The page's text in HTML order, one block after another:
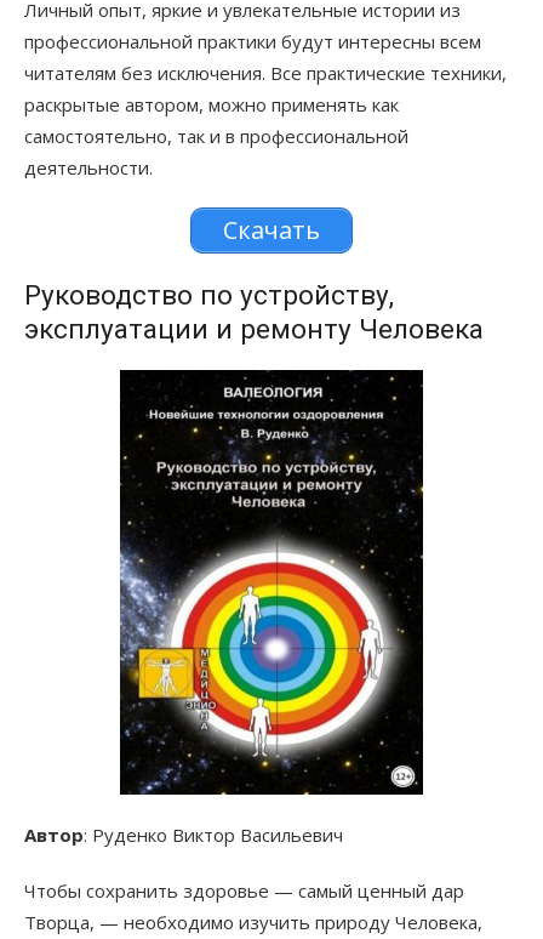
Личный опыт, яркие и увлекательные истории из
профессиональной практики будут интересны всем
читателям без исключения. Все практические техники,
раскрытые автором, можно применять как
самостоятельно, так и в профессиональной
деятельности.
Скачать
Руководство по устройству,
эксплуатации и ремонту Человека
Автор: Руденко Виктор Васильевич
Чтобы сохранить здоровье — самый ценный дар
Творца, — необходимо изучить природу Человека,